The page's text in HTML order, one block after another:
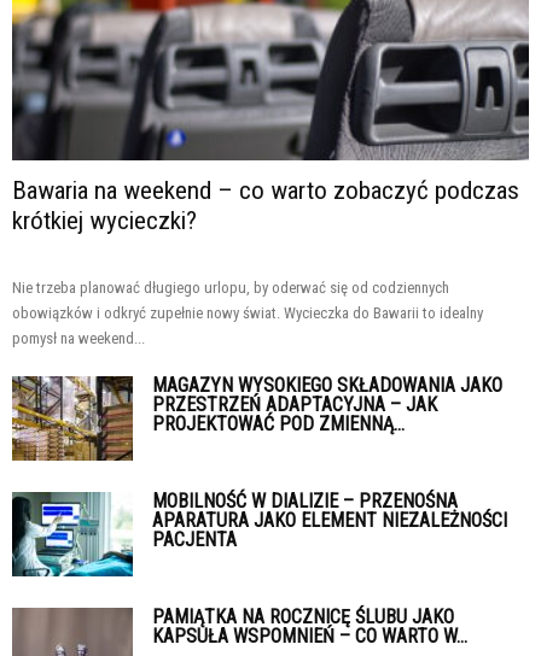
Bawaria na weekend – co warto zobaczyć podczas
krótkiej wycieczki?
Nie trzeba planować długiego urlopu, by oderwać się od codziennych
obowiązków i odkryć zupełnie nowy świat. Wycieczka do Bawarii to idealny
pomysł na weekend...
MAGAZYN WYSOKIEGO SKŁADOWANIA JAKO
PRZESTRZEŃ ADAPTACYJNA – JAK
PROJEKTOWAĆ POD ZMIENNĄ...
MOBILNOŚĆ W DIALIZIE – PRZENOŚNA
APARATURA JAKO ELEMENT NIEZALEŻNOŚCI
PACJENTA
PAMIĄTKA NA ROCZNICĘ ŚLUBU JAKO
KAPSUŁA WSPOMNIEŃ – CO WARTO W...